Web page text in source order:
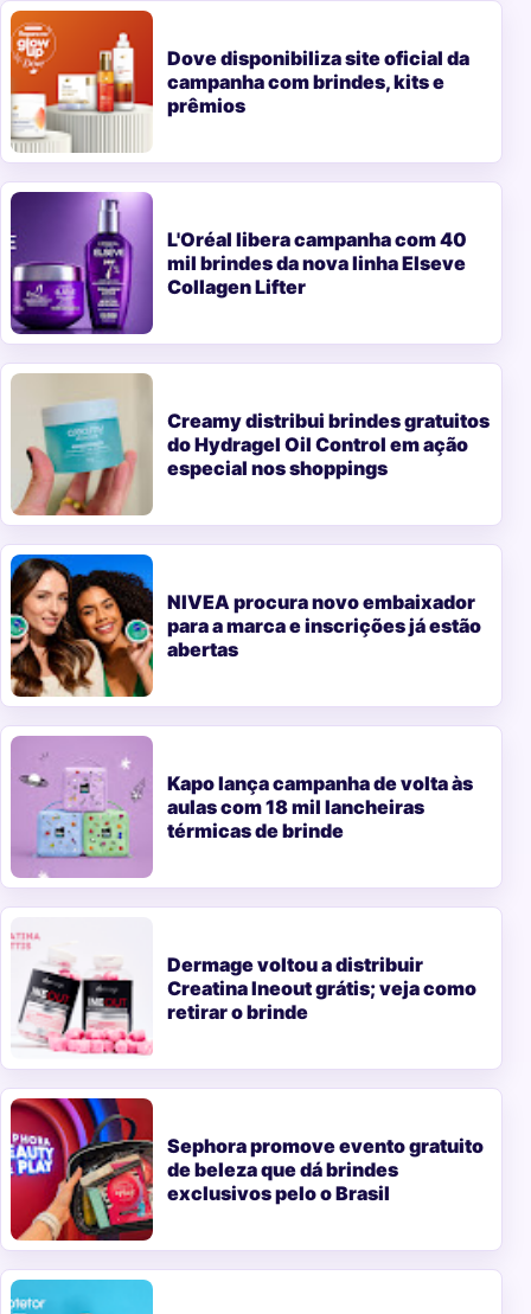
Dove disponibiliza site oficial da
campanha com brindes, kits e
prêmios
L'Oréal libera campanha com 40
mil brindes da nova linha Elseve
Collagen Lifter
Creamy distribui brindes gratuitos
do Hydragel Oil Control em ação
especial nos shoppings
NIVEA procura novo embaixador
para a marca e inscrições já estão
abertas
Kapo lança campanha de volta às
aulas com 18 mil lancheiras
térmicas de brinde
Dermage voltou a distribuir
Creatina Ineout grátis; veja como
retirar o brinde
Sephora promove evento gratuito
de beleza que dá brindes
exclusivos pelo o Brasil